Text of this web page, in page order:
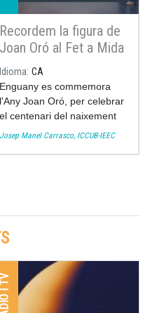
Recordem la figura de
Joan Oró al Fet a Mida
Idioma CA
Enguany es commemora
l'Any Joan Oró, per celebrar
el centenari del naixement
del bioquímic lleidatà
Ciències del Cosmos de la
UB (ICCUB) Josep Manel
Podeu veure la seva
Josep Manel Carrasco, ICCUB-IEEC